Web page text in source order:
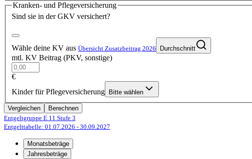
Kranken- und Pflegeversicherung
Sind sie in der GKV versichert?
Wähle deine KV aus Übersicht Zusatzbeitrag 2026 Durchschnitt
mtl. KV Beitrag (PKV, sonstige)
€
Kinder für Pflegeversicherung
Bitte wählen
Vergleichen
Berechnen
Entgeltgruppe E 11 Stufe 3
Entgelttabelle: 01.07.2026 - 30.09.2027
Monatsbeträge
Jahresbeträge